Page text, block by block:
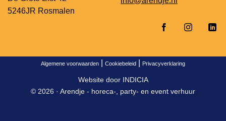
5246JR Rosmalen
Algemene voorwaarden Cookiebeleid Privacyverklaring
Website door INDICIA
© 2026 · Arendje - horeca-, party- en event verhuur